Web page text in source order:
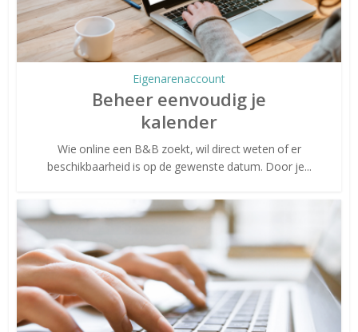
Eigenarenaccount
Beheer eenvoudig je
kalender
Wie online een B&B zoekt, wil direct weten of er
beschikbaarheid is op de gewenste datum. Door je...